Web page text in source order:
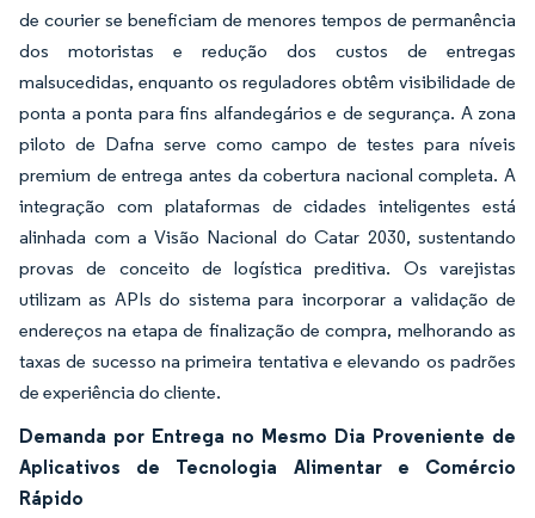
de courier se beneficiam de menores tempos de permanência
dos motoristas e redução dos custos de entregas
malsucedidas, enquanto os reguladores obtêm visibilidade de
ponta a ponta para fins alfandegários e de segurança. A zona
piloto de Dafna serve como campo de testes para níveis
premium de entrega antes da cobertura nacional completa. A
integração com plataformas de cidades inteligentes está
alinhada com a Visão Nacional do Catar 2030, sustentando
provas de conceito de logística preditiva. Os varejistas
utilizam as APIs do sistema para incorporar a validação de
endereços na etapa de finalização de compra, melhorando as
taxas de sucesso na primeira tentativa e elevando os padrões
de experiência do cliente.
Demanda por Entrega no Mesmo Dia Proveniente de
Aplicativos de Tecnologia Alimentar e Comércio
Rápido